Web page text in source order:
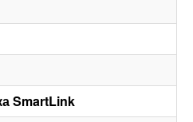
SmartLink